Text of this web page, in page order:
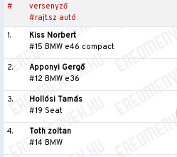
#
versenyző
#rajt.sz autó
1.
Kiss Norbert
#15 BMW e46 compact
2.
Apponyi Gergő
#12 BMW e36
3.
Hollósi Tamás
#19 Seat
4.
Toth zoltan
#14 BMW